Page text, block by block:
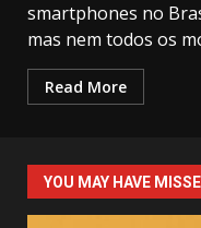
smartphones no
mas nem todos os
Read More
YOU MAY HAVE